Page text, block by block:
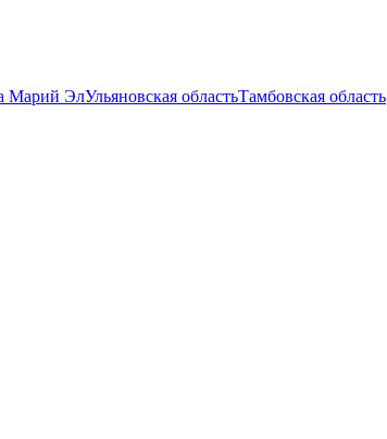
Марий ЭлУльяновская областьТамбовская область